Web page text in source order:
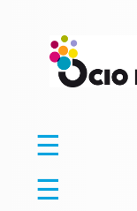
☰
☰